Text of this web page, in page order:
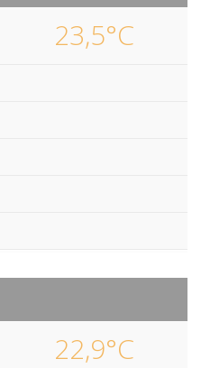
23,5°C
22,9°C